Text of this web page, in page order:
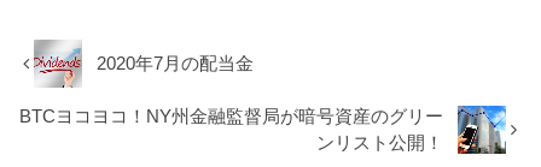
2020年7月の配当金
BTCヨコヨコ！NY州金融監督局が暗号資産のグリー
ンリスト公開！